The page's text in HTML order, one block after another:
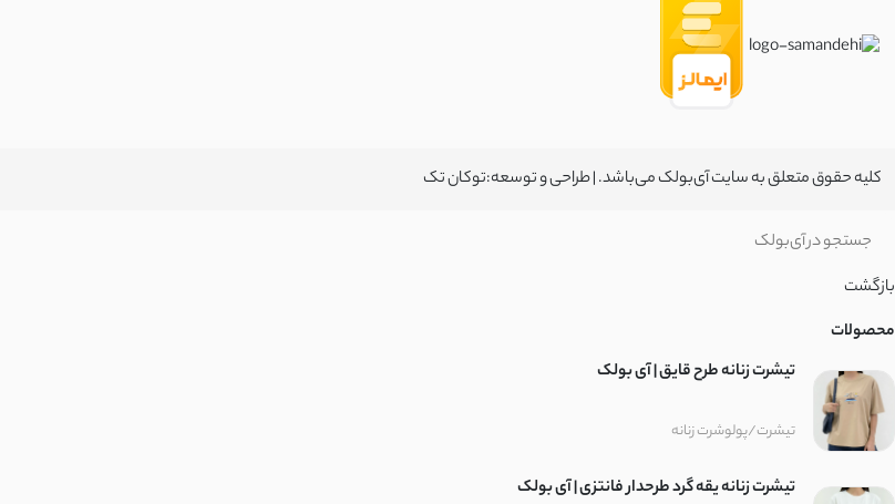
کلیه حقوق متعلق به سایت آی‌بولک می‌باشد. | طراحی و توسعه:توکان تک
بازگشت
محصولات
تیشرت زنانه طرح قایق | آی بولک
تیشرت/پولوشرت زنانه
تیشرت زنانه یقه گرد طرحدار فانتزی | آی بولک